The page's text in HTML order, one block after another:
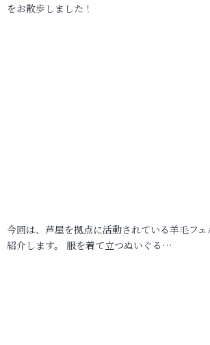
をお散歩しました！
今回は、芦屋を拠点に活動されている羊毛フ
紹介します。 服を着て立つぬいぐる…